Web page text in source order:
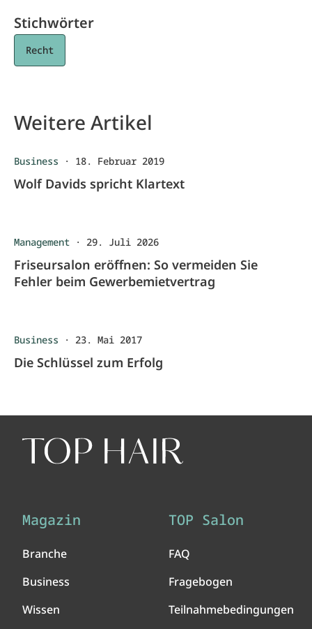
Stichwörter
Recht
Weitere Artikel
Business · 18. Februar 2019
Wolf Davids spricht Klartext
Management · 29. Juli 2026
Friseursalon eröffnen: So vermeiden Sie
Fehler beim Gewerbemietvertrag
Business · 23. Mai 2017
Die Schlüssel zum Erfolg
Magazin
Branche
Business
Wissen
TOP Salon
FAQ
Fragebogen
Teilnahmebedingungen